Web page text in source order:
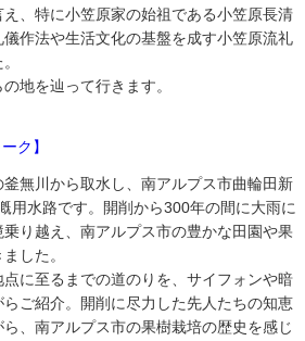
、特に小笠原家の始祖である小笠原長清
作法や生活文化の基盤を成す小笠原流礼
地を辿って行きます。
ク】
無川から取水し、南アルプス市曲輪田新
用水路です。開削から300年の間に大雨に
り越え、南アルプス市の豊かな田園や果
した。
に至るまでの道のりを、サイフォンや暗
ご紹介。開削に尽力した先人たちの知恵
、南アルプス市の果樹栽培の歴史を感じ